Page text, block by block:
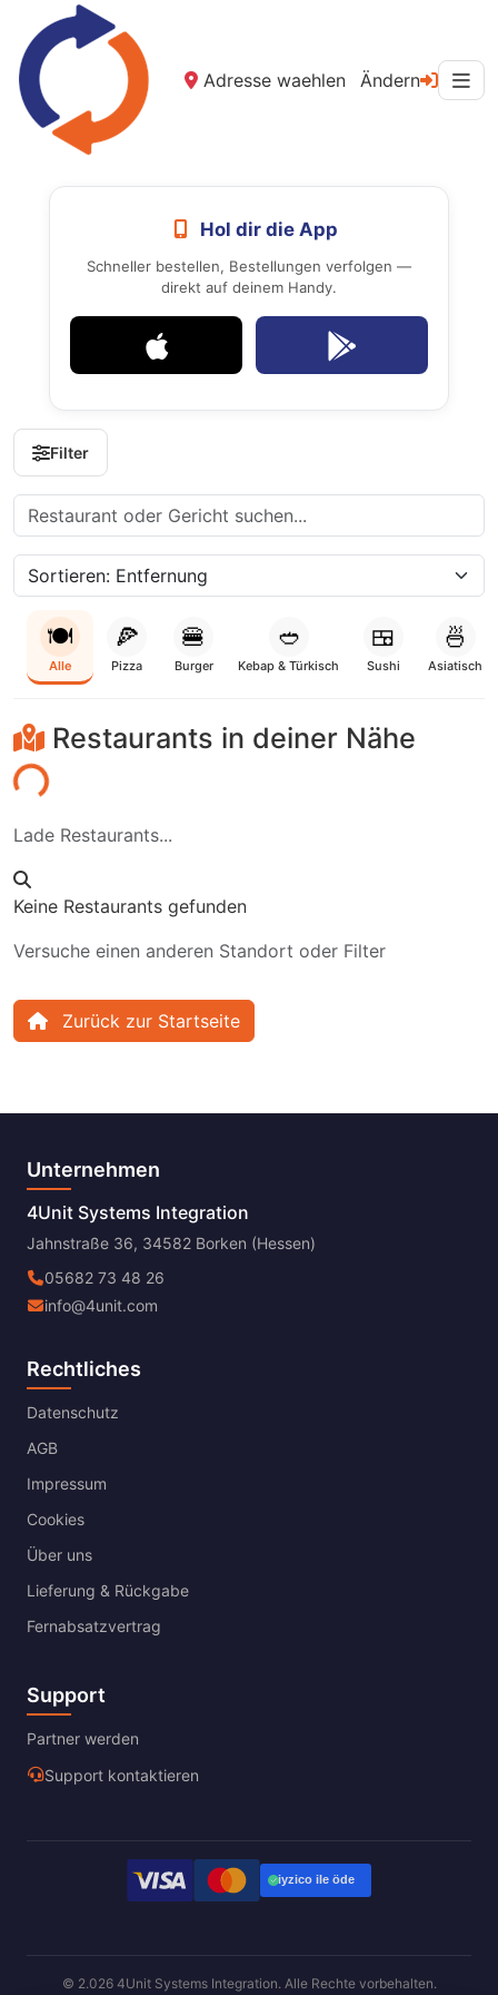
Adresse waehlen Ändern
Hol dir die App
Schneller bestellen, Bestellungen verfolgen —
direkt auf deinem Handy.
Filter
🍽️
Alle
🍕
Pizza
🍔
Burger
🥙
Kebap & Türkisch
🍱
Sushi
🍜
Asiatisch
Restaurants in deiner Nähe
Lade Restaurants...
Keine Restaurants gefunden
Versuche einen anderen Standort oder Filter
Zurück zur Startseite
Unternehmen
4Unit Systems Integration
Jahnstraße 36, 34582 Borken (Hessen)
05682 73 48 26
info@4unit.com
Rechtliches
Datenschutz
AGB
Impressum
Cookies
Über uns
Lieferung & Rückgabe
Fernabsatzvertrag
Support
Partner werden
Support kontaktieren
© 2.026 4Unit Systems Integration. Alle Rechte vorbehalten.